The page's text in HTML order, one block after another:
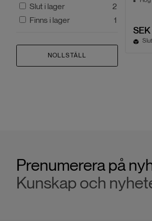
Slut i lager
2
Finns i lager
1
NOLLSTÄLL
Prenumerera på
Kunskap och